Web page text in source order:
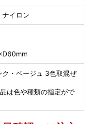
ナイロン
ク・ベージュ 3色取混ぜ
は色や種類の指定がで